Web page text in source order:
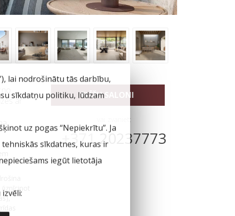
ar
FLĪŽU SALONI
vai zvaniet:
+37120237773
lai nodrošinātu tās darbību,
sīkdatņu politiku, lūdzam
uz pogas “Nepiekrītu”. Ja
sīkdatnes, kuras ir
iegūt lietotāja